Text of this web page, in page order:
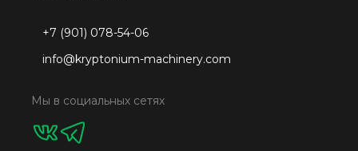
+7 (901) 078-54-06
info@kryptonium-machinery.com
Мы в социальных сетях